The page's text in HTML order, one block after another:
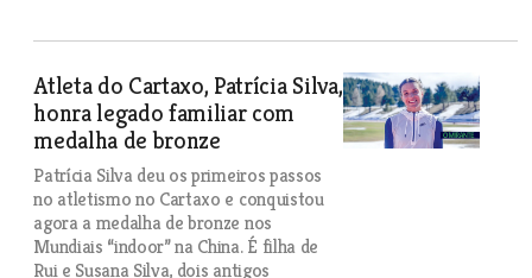
Atleta do Cartaxo, Patrícia Silva,
honra legado familiar com
medalha de bronze
Patrícia Silva deu os primeiros passos
no atletismo no Cartaxo e conquistou
agora a medalha de bronze nos
Mundiais “indoor” na China. É filha de
Rui e Susana Silva, dois antigos